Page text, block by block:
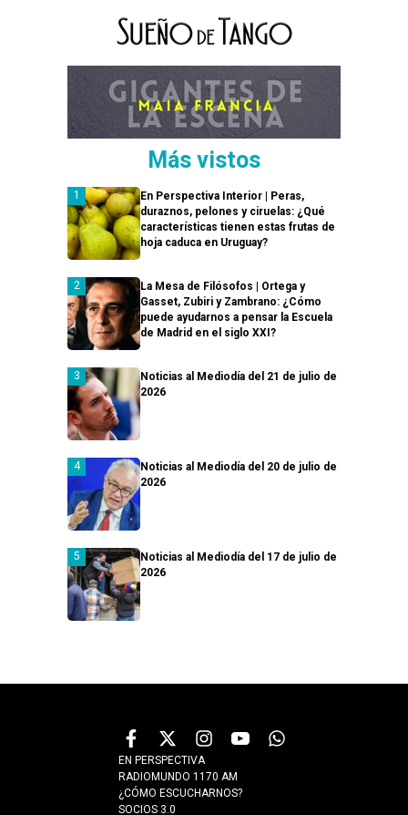
Más vistos
En Perspectiva Interior | Peras,
duraznos, pelones y ciruelas: ¿Qué
características tienen estas frutas de
hoja caduca en Uruguay?
La Mesa de Filósofos | Ortega y
Gasset, Zubiri y Zambrano: ¿Cómo
puede ayudarnos a pensar la Escuela
de Madrid en el siglo XXI?
Noticias al Mediodía del 21 de julio de
2026
Noticias al Mediodía del 20 de julio de
2026
Noticias al Mediodía del 17 de julio de
2026
EN PERSPECTIVA
RADIOMUNDO 1170 AM
¿CÓMO ESCUCHARNOS?
SOCIOS 3.0